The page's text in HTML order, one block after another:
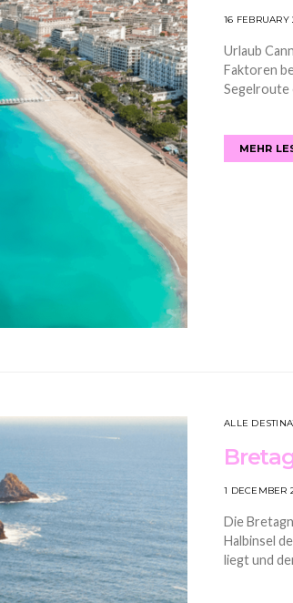
16 FEBRUARY
Urlaub
Faktoren
Segelroute
MEHR
ALLE
1 DECEMBER
Die
Halbinsel
liegt und